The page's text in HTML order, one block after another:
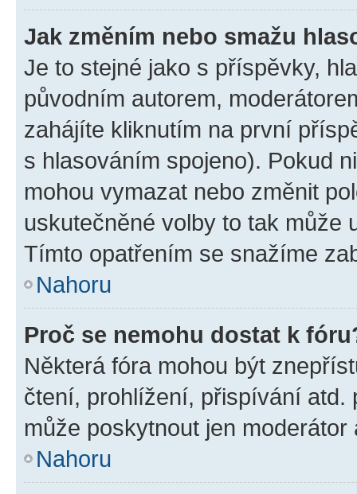
Jak změním nebo smažu
Je to stejné jako s příspěvky,
původním autorem,
zahájíte kliknutím na první
s hlasováním spojeno). Pokud
mohou vymazat nebo změnit
uskutečněné volby to tak může
Tímto opatřením se snažíme
Nahoru
Proč se nemohu dostat k
Některá fóra mohou být
čtení, prohlížení, přispívání atd.
může poskytnout jen
Nahoru